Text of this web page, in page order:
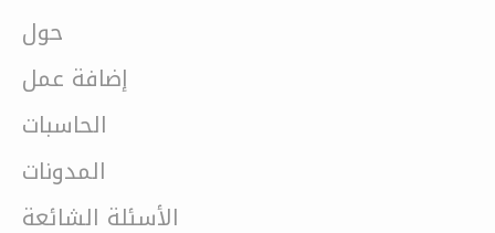
حول
إضافة عمل
الحاسبات
المدونات
الأسئلة الشائعة